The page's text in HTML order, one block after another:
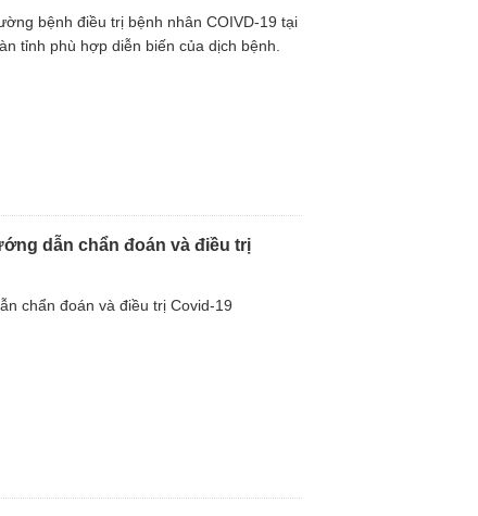
bệnh điều trị bệnh nhân COIVD-19 tại
tỉnh phù hợp diễn biến của dịch bệnh.
dẫn chẩn đoán và điều trị
chẩn đoán và điều trị Covid-19